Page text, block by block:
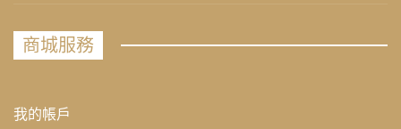
商城服務
我的帳戶